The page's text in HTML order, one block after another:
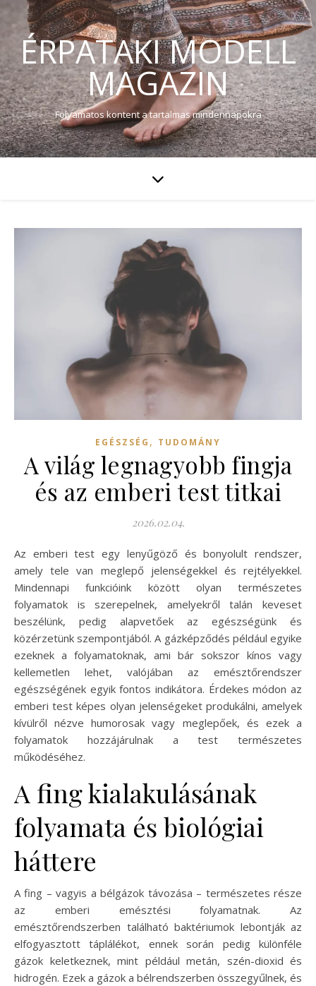
ÉRPATAKI MODELL
MAGAZIN
Folyamatos kontent a tartalmas mindennapokra
EGÉSZSÉG , TUDOMÁNY
A világ legnagyobb fingja
és az emberi test titkai
2026.02.04.
Az emberi test egy lenyűgöző és bonyolult rendszer,
amely tele van meglepő jelenségekkel és rejtélyekkel.
Mindennapi funkcióink között olyan természetes
folyamatok is szerepelnek, amelyekről talán keveset
beszélünk, pedig alapvetőek az egészségünk és
közérzetünk szempontjából. A gázképződés például egyike
ezeknek a folyamatoknak, ami bár sokszor kínos vagy
kellemetlen lehet, valójában az emésztőrendszer
egészségének egyik fontos indikátora. Érdekes módon az
emberi test képes olyan jelenségeket produkálni, amelyek
kívülről nézve humorosak vagy meglepőek, és ezek a
folyamatok hozzájárulnak a test természetes
működéséhez.
A fing kialakulásának
folyamata és biológiai
háttere
A fing – vagyis a bélgázok távozása – természetes része
az emberi emésztési folyamatnak. Az
emésztőrendszerben található baktériumok lebontják az
elfogyasztott táplálékot, ennek során pedig különféle
gázok keletkeznek, mint például metán, szén-dioxid és
hidrogén. Ezek a gázok a bélrendszerben összegyűlnek, és